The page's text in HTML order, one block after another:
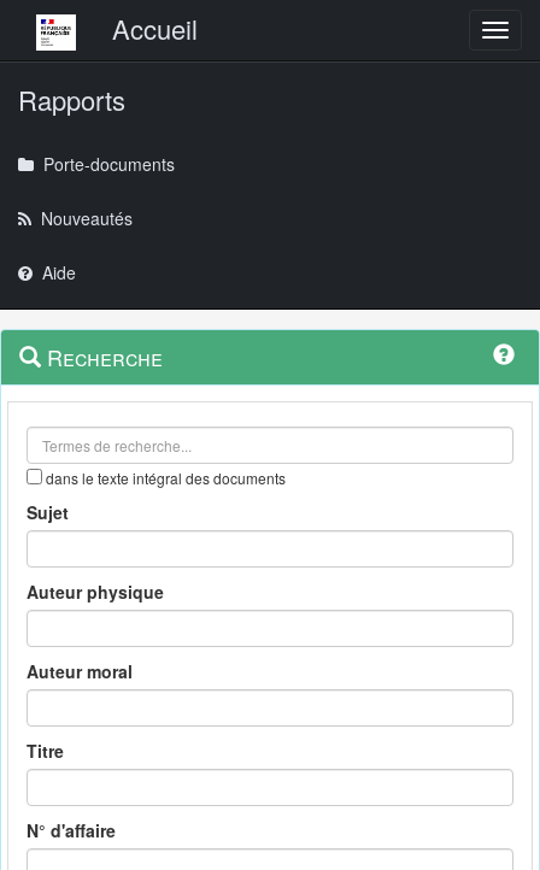
Menu principalAccueil
Rapports
Porte-documents
Nouveautés
Aide
Navigation
outils
Menu
contextuel
Recherche
dans le texte intégral des documents
Sujet
Auteur physique
Auteur moral
Titre
N° d'affaire